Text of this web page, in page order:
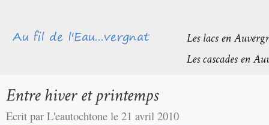
Ecrit par L'eautochtone le 21 avril 2010